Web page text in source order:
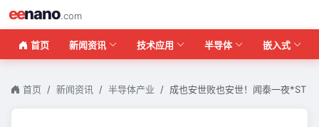
eenano.com
首页 新闻资讯 技术应用 半导体 嵌入式
首页 新闻资讯 半导体产业 成也安世败也安世！闻泰一夜*ST